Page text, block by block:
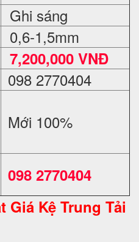
Ghi sáng
0,6-1,5mm
7,200,000 VNĐ
098 2770404
Mới 100%
098 2770404
Giá Kệ Trung Tải